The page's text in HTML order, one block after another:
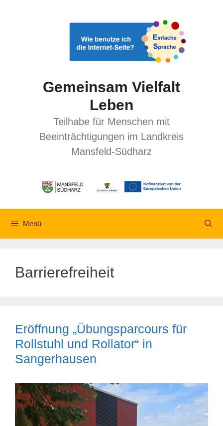
Gemeinsam Vielfalt
Leben
Teilhabe für Menschen mit
Beeinträchtigungen im Landkreis
Mansfeld-Südharz
Menü
Barrierefreiheit
Eröffnung „Übungsparcours für
Rollstuhl und Rollator“ in
Sangerhausen